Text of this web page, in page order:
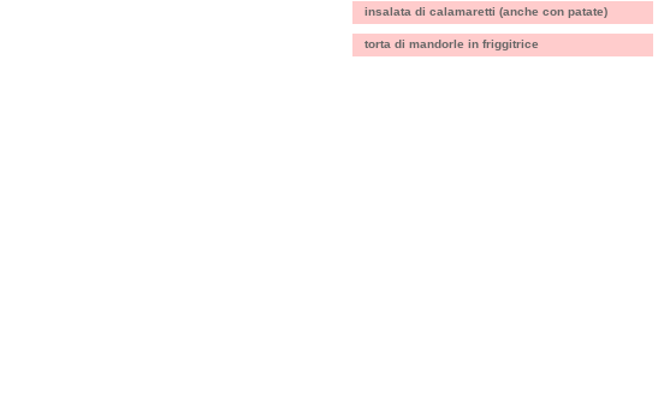
insalata di calamaretti (anche con patate)
torta di mandorle in friggitrice